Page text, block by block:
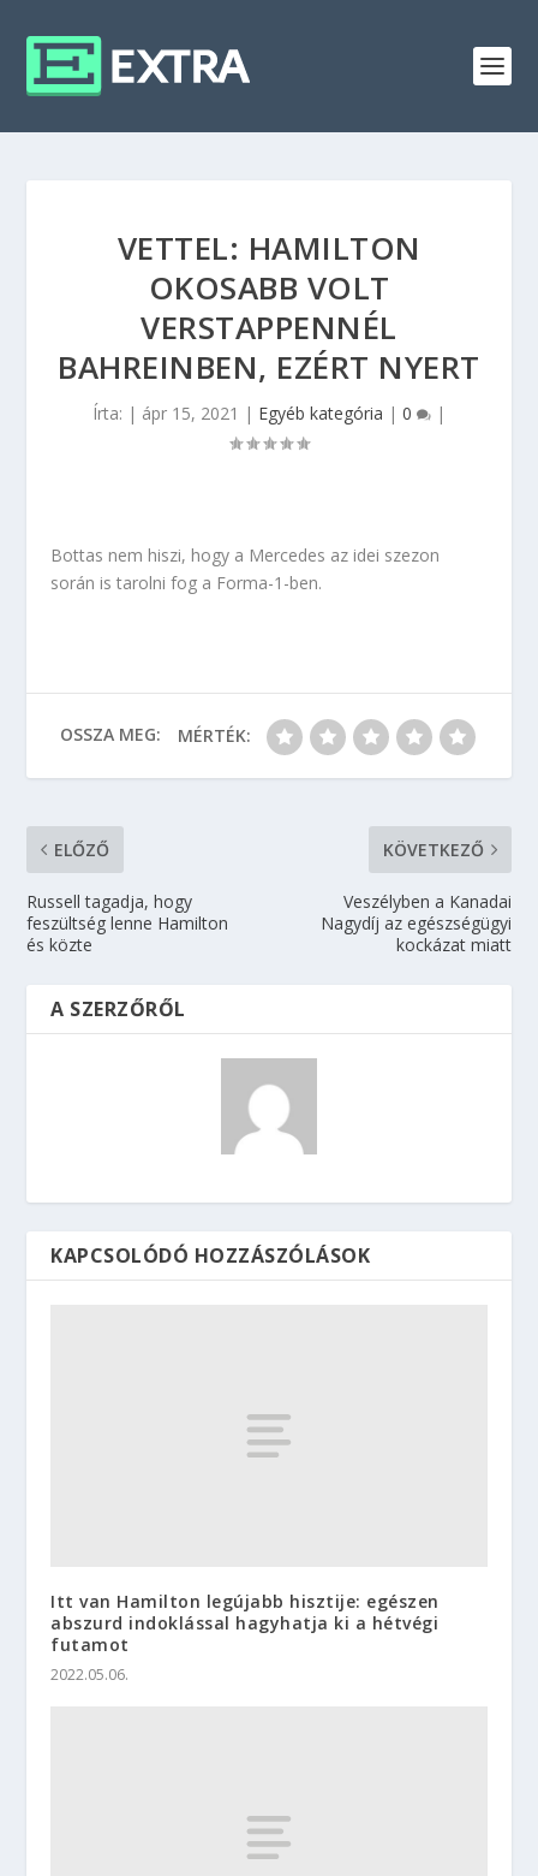
VETTEL: HAMILTON
OKOSABB VOLT
VERSTAPPENNÉL
BAHREINBEN, EZÉRT NYERT
Írta: | ápr 15, 2021 | Egyéb kategória | 0 |
Bottas nem hiszi, hogy a Mercedes az idei szezon
során is tarolni fog a Forma-1-ben.
OSSZA MEG: MÉRTÉK:
ELŐZŐ
Russell tagadja, hogy
feszültség lenne Hamilton
és közte
KÖVETKEZŐ
Veszélyben a Kanadai
Nagydíj az egészségügyi
kockázat miatt
A SZERZŐRŐL
KAPCSOLÓDÓ HOZZÁSZÓLÁSOK
Itt van Hamilton legújabb hisztije: egészen
abszurd indoklással hagyhatja ki a hétvégi
futamot
2022.05.06.